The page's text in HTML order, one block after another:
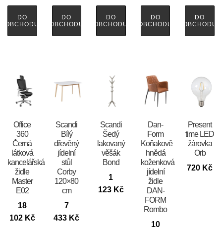
DO
OBCHODU
DO
OBCHODU
DO
OBCHODU
DO
OBCHODU
DO
OBCHODU
Office
360
Černá
látková
kancelářská
židle
Master
E02
18
102 Kč
Scandi
Bílý
dřevěný
jídelní
stůl
Corby
120×80
cm
7
433 Kč
Scandi
Šedý
lakovaný
věšák
Bond
1
123 Kč
​​​​​Dan-
Form
Koňakově
hnědá
koženková
jídelní
židle
DAN-
FORM
Rombo
10
Present
time LED
žárovka
Orb
720 Kč